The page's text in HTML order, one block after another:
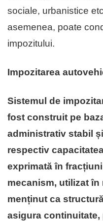
sociale, urbanistice
asemenea, poate
impozitului.
Impozitarea
Sistemul de
fost construit pe
administrativ stabil
respectiv
exprimată în
mecanism, utilizat
menținut ca
asigura